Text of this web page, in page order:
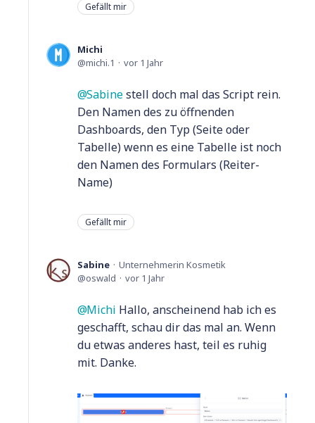
Gefällt mir
Michi
michi.1
vor 1 Jahr
Sabinestell doch mal das Script rein.
Den Namen des zu öffnenden
Dashboards, den Typ (Seite oder
Tabelle) wenn es eine Tabelle ist noch
den Namen des Formulars (Reiter-
Name)
Gefällt mir
Sabine
Unternehmerin Kosmetik
oswald
vor 1 Jahr
Michi Hallo, anscheinend hab ich es
geschafft, schau dir das mal an. Wenn
du etwas anderes hast, teil es ruhig
mit. Danke.